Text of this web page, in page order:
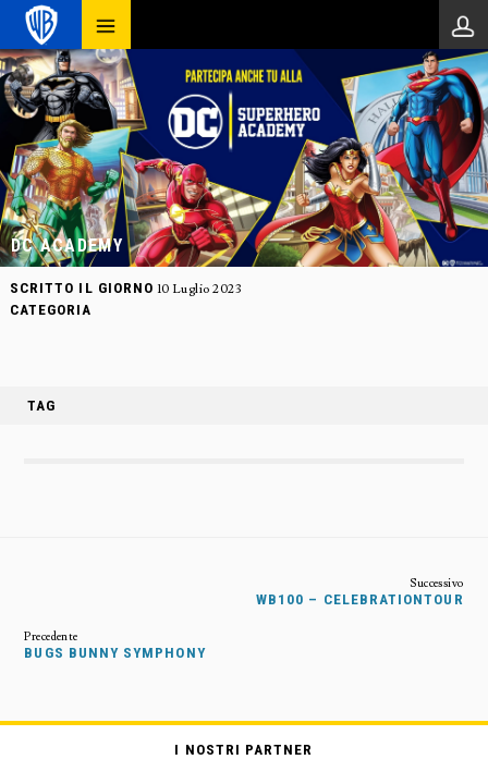
DC ACADEMY
SCRITTO IL GIORNO 10 Luglio 2023
CATEGORIA
TAG
WB100 – CELEBRATIONTOUR
BUGS BUNNY SYMPHONY
I NOSTRI PARTNER